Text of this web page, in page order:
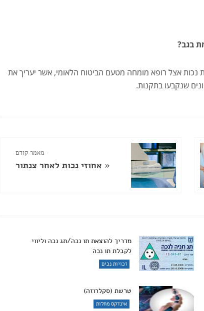
בגב?
נכות אצל רופא מומחה מטעם הביטוח הלאומי, אשר יעריך את
שנקבעו בתקנות.
- מאמר קודם
« אחוזי נכות לאחר צנתור
מדריך להוצאת תו נכה/תג נכה וליווי
לקבלת תו נכה
זכויות נכים
טרשת (סקלרוזה)
אינדקס מחלות